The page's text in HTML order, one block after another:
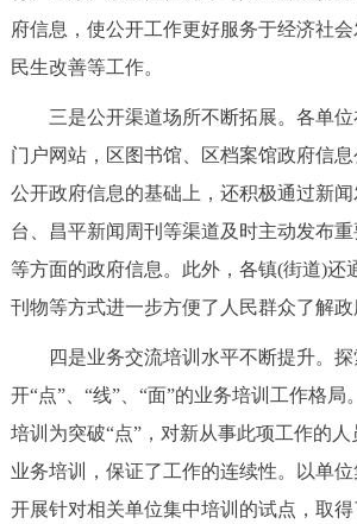
府信息，使公开工作更好服务于经济社
民生改善等工作。
三是公开渠道场所不断拓展。各单位
门户网站，区图书馆、区档案馆政府信
公开政府信息的基础上，还积极通过新
台、昌平新闻周刊等渠道及时主动发布
等方面的政府信息。此外，各镇(街道)还
刊物等方式进一步方便了人民群众了解政
四是业务交流培训水平不断提升。探
开“点”、“线”、“面”的业务培训工作格局
培训为突破“点”，对新从事此项工作的
业务培训，保证了工作的连续性。以单位
开展针对相关单位集中培训的试点，取